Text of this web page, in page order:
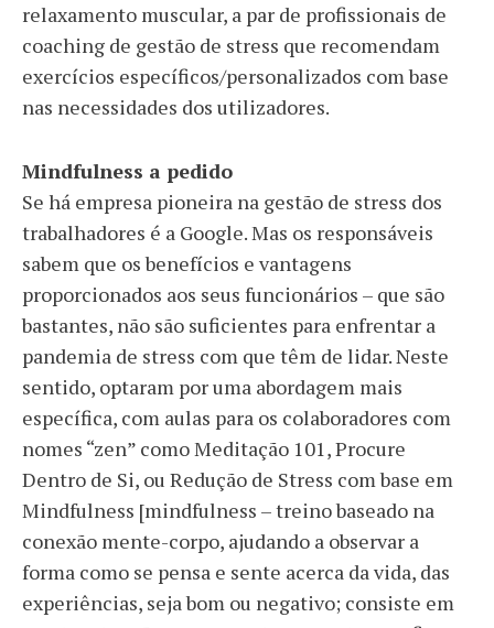
relaxamento muscular, a par de profissionais de
coaching de gestão de stress que recomendam
exercícios específicos/personalizados com base
nas necessidades dos utilizadores.
Mindfulness a pedido
Se há empresa pioneira na gestão de stress dos
trabalhadores é a Google. Mas os responsáveis
sabem que os benefícios e vantagens
proporcionados aos seus funcionários – que são
bastantes, não são suficientes para enfrentar a
pandemia de stress com que têm de lidar. Neste
sentido, optaram por uma abordagem mais
específica, com aulas para os colaboradores com
nomes “zen” como Meditação 101, Procure
Dentro de Si, ou Redução de Stress com base em
Mindfulness [mindfulness – treino baseado na
conexão mente-corpo, ajudando a observar a
forma como se pensa e sente acerca da vida, das
experiências, seja bom ou negativo; consiste em